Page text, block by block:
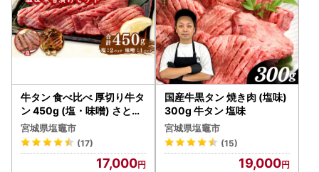
牛タン 食べ比べ 厚切り牛タ
ン 450g (塩・味噌) さとう
精肉店
宮城県塩竈市
(17)
17,000
国産牛黒タン 焼き肉 (塩味)
300g 牛タン 塩味
宮城県塩竈市
(15)
19,000